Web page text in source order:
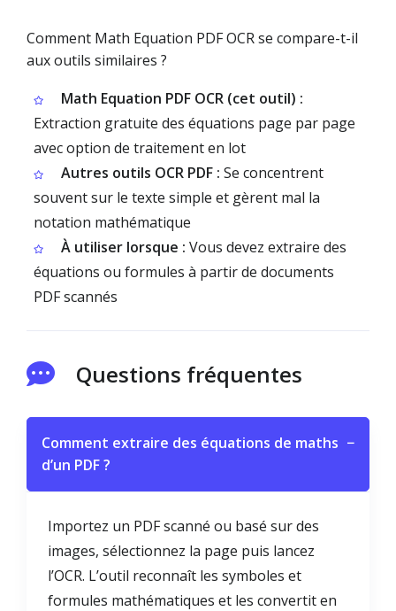
Comment Math Equation PDF OCR se compare-t-il
aux outils similaires ?
Math Equation PDF OCR (cet outil) :
Extraction gratuite des équations page par page
avec option de traitement en lot
Autres outils OCR PDF : Se concentrent
souvent sur le texte simple et gèrent mal la
notation mathématique
À utiliser lorsque : Vous devez extraire des
équations ou formules à partir de documents
PDF scannés
Questions fréquentes
Comment extraire des équations de maths
d’un PDF ?
−
Importez un PDF scanné ou basé sur des
images, sélectionnez la page puis lancez
l’OCR. L’outil reconnaît les symboles et
formules mathématiques et les convertit en